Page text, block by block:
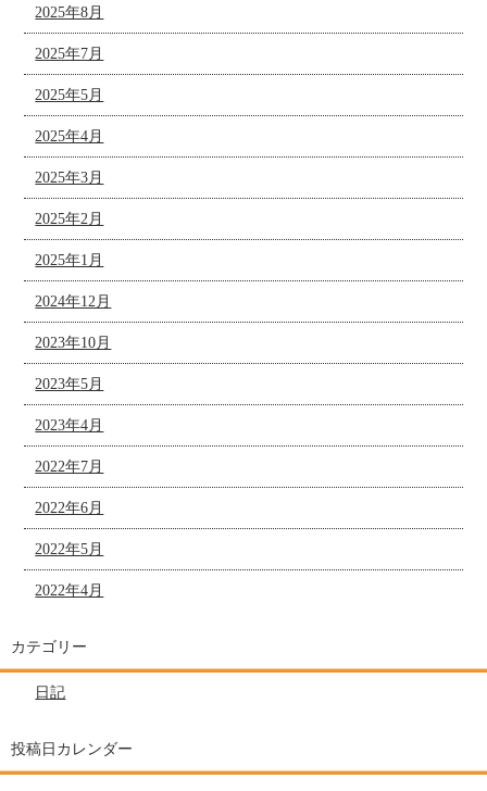
2025年8月
2025年7月
2025年5月
2025年4月
2025年3月
2025年2月
2025年1月
2024年12月
2023年10月
2023年5月
2023年4月
2022年7月
2022年6月
2022年5月
2022年4月
カテゴリー
日記
投稿日カレンダー